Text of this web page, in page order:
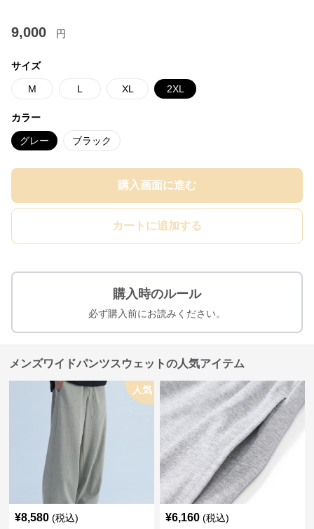
9,000 円
サイズ
M L XL 2XL
カラー
グレー ブラック
購入画面に進む
カートに追加する
購入時のルール
必ず購入前にお読みください。
メンズワイドパンツスウェットの人気アイテム
人気
¥8,580 (税込) ¥6,160 (税込)